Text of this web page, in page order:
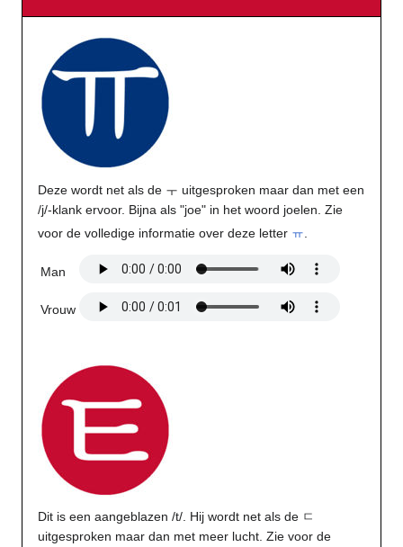
Deze wordt net als de ㅜ uitgesproken maar dan met een
/j/-klank ervoor. Bijna als "joe" in het woord joelen. Zie
voor de volledige informatie over deze letter ㅠ
Man
Vrouw
Dit is een aangeblazen /t/. Hij wordt net als de ㄷ
uitgesproken maar dan met meer lucht. Zie voor de